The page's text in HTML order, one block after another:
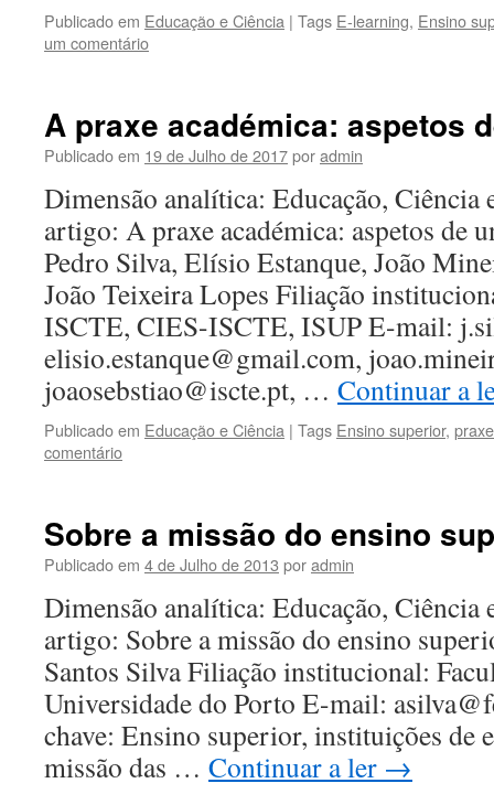
Publicado em Educação e Ciência | Tags E-learning, Ensino
um comentário
A praxe académica: aspetos
Publicado em 19 de Julho de 2017poradmin
Dimensão analítica: Educação,
artigo: A praxe académica: aspetos de
Pedro Silva, Elísio Estanque, João
João Teixeira Lopes Filiação
ISCTE, CIES-ISCTE, ISUP E-mail:
elisio.estanque@gmail.com,
joaosebstiao@iscte.pt, … Continuar a
Publicado em Educação e Ciência | Tags Ensino superior,
comentário
Sobre a missão do ensino
Publicado em 4 de Julho de 2013 poradmin
Dimensão analítica: Educação,
artigo: Sobre a missão do ensino
Santos Silva Filiação institucional:
Universidade do Porto E-mail:
chave: Ensino superior, instituições de
missão das … Continuar a ler →